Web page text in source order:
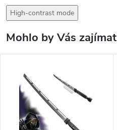
High-contrast mode
Mohlo by Vás zajímat